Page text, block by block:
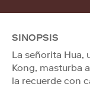
SINOPSIS
La señorita Hua,
Kong, masturba
la recuerde con